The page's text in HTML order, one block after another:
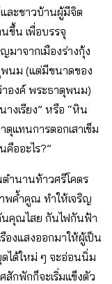
ละชาวบ้านผู้มีจิต
ขึ้น เพื่อบรรจุ
าจากเมืองร่างกุ้ง
พนม (แต่มีขนาดของ
องค์ พระธาตุพนม)
งเรียง” หรือ “หิน
แทนการตอกเสาเข็ม
ออะไร?”
านานท้าวศรีโคตร
พค้ำคูณ ทําให้เจริญ
นคุณไสย กันไฟกันฟ้า
องแสงออกมาให้ผู้เป็น
ได้ใหม่ ๆ จะอ่อนนิ่ม
สักพักก็จะเริ่มแข็งตัว